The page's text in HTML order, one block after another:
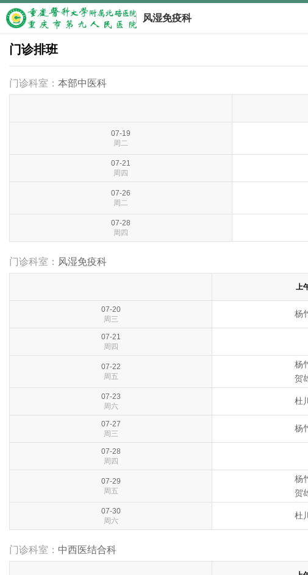
风湿免疫科
门诊排班
门诊科室： 本部中医科
07-19
周二
07-21
周四
07-26
周二
07-28
周四
门诊科室： 风湿免疫科
上
07-20
周三
杨
07-21
周四
07-22
周五
杨
贺
07-23
周六
杜川
07-27
周三
杨
07-28
周四
07-29
周五
杨
贺
07-30
周六
杜川
门诊科室： 中西医结合科